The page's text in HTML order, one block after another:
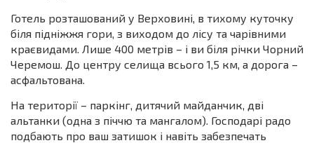
Готель розташований у Верховині, в тихому куточку
біля підніжжя гори, з виходом до лісу та чарівними
краєвидами. Лише 400 метрів – і ви біля річки Чорний
Черемош. До центру селища всього 1,5 км, а дорога –
асфальтована.
На території – паркінг, дитячий майданчик, дві
альтанки (одна з піччю та мангалом). Господарі радо
подбають про ваш затишок і навіть забезпечать